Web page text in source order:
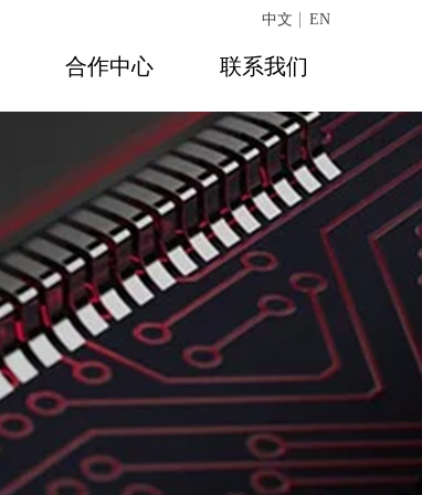
合作中心 联系我们
中文 EN